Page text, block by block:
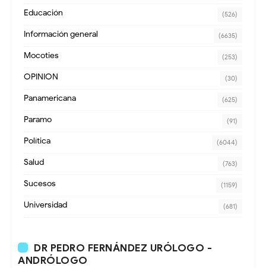
Educación (526)
Información general (6635)
Mocoties (253)
OPINION (30)
Panamericana (625)
Paramo (91)
Política (6044)
Salud (763)
Sucesos (1159)
Universidad (681)
DR PEDRO FERNÁNDEZ URÓLOGO -
ANDRÓLOGO